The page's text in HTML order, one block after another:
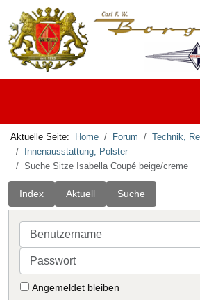
Aktuelle Seite: Home Forum
Technik,
Innenausstattung, Polster
Suche Sitze Isabella Coupé beige/creme
Index Aktuell Suche
Benutzername
Passwort
Angemeldet bleiben